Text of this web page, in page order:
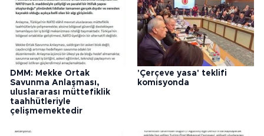
DMM: Mekke Ortak
Savunma Anlaşması,
uluslararası müttefiklik
taahhütleriyle
çelişmemektedir
'Çerçeve yasa' teklifi
komisyonda